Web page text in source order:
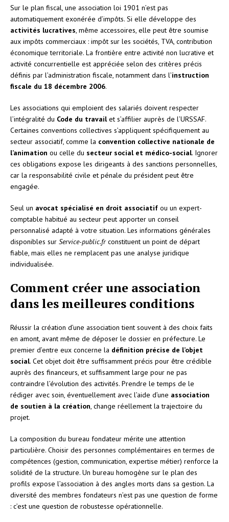
Sur le plan fiscal, une association loi 1901 n’est pas
automatiquement exonérée d’impôts. Si elle développe des
activités lucratives, même accessoires, elle peut être soumise
aux impôts commerciaux : impôt sur les sociétés, TVA, contribution
économique territoriale. La frontière entre activité non lucrative et
activité concurrentielle est appréciée selon des critères précis
définis par l’administration fiscale, notamment dans l’instruction
fiscale du 18 décembre 2006.
Les associations qui emploient des salariés doivent respecter
l’intégralité du Code du travailet s’affilier auprès de l’URSSAF.
Certaines conventions collectives s’appliquent spécifiquement au
secteur associatif, comme la convention collective nationale de
l’animation ou celle du secteur social et médico-social. Ignorer
ces obligations expose les dirigeants à des sanctions personnelles,
car la responsabilité civile et pénale du président peut être
engagée.
Seul un avocat spécialisé en droit associatif ou un expert-
comptable habitué au secteur peut apporter un conseil
personnalisé adapté à votre situation. Les informations générales
disponibles sur Service-public.frconstituent un point de départ
fiable, mais elles ne remplacent pas une analyse juridique
individualisée.
Comment créer une association
dans les meilleures conditions
Réussir la création d’une association tient souvent à des choix faits
en amont, avant même de déposer le dossier en préfecture. Le
premier d’entre eux concerne la définition précise de l’objet
social. Cet objet doit être suffisamment précis pour être crédible
auprès des financeurs, et suffisamment large pour ne pas
contraindre l’évolution des activités. Prendre le temps de le
rédiger avec soin, éventuellement avec l’aide d’une association
de soutien à la création, change réellement la trajectoire du
projet.
La composition du bureau fondateur mérite une attention
particulière. Choisir des personnes complémentaires en termes de
compétences (gestion, communication, expertise métier) renforce la
solidité de la structure. Un bureau homogène sur le plan des
profils expose l’association à des angles morts dans sa gestion. La
diversité des membres fondateurs n’est pas une question de forme
: c’est une question de robustesse opérationnelle.